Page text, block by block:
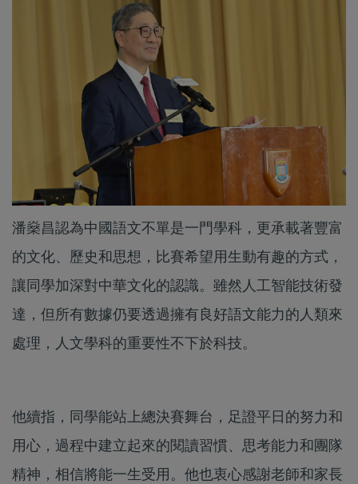
潘燊昌認為中國語文不單是一門學科，更承載著豐富
的文化、歷史和思想，比賽希望用生動有趣的方式，
讓同學加深對中華文化的認識。雖然人工智能技術發
達，但所有數據仍要透過擁有良好語文能力的人類來
處理，人文學科的重要性不下於科技。
他續指，同學能站上總決賽舞台，足證平日的努力和
用心，過程中建立起來的閱讀習慣、思考能力和團隊
精神，相信將能一生受用。他也衷心感謝老師和家長